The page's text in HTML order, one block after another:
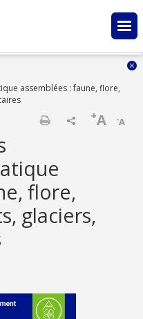
assemblées : faune, flore,
-A
+A
flore,
glaciers,